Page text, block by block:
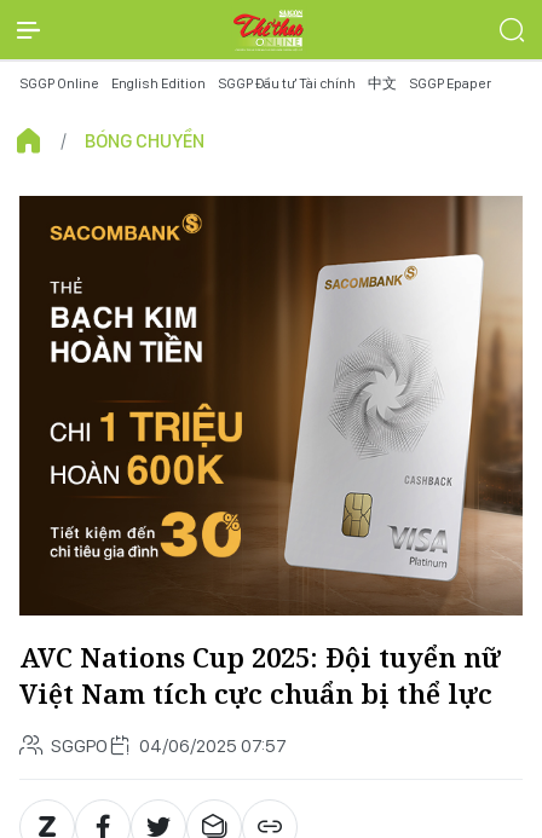
SGGP Online English Edition SGGP Đầu tư Tài chính 中文 SGGP Epaper
BÓNG CHUYỀN
AVC Nations Cup 2025: Đội tuyển nữ
Việt Nam tích cực chuẩn bị thể lực
SGGPO 04/06/2025 07:57